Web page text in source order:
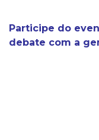
Participe do
debate com a